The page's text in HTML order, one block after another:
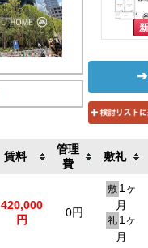
賃料
管理
費
敷礼
420,000
円
0円
敷 1ヶ
月
礼 1ヶ
月